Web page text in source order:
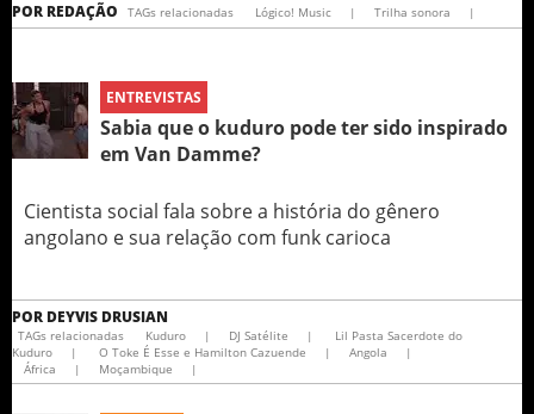
POR REDAÇÃO TAGs relacionadas Lógico! Music | Trilha sonora |
ENTREVISTAS
Sabia que o kuduro pode ter sido inspirado
em Van Damme?
Cientista social fala sobre a história do gênero
angolano e sua relação com funk carioca
POR DEYVIS DRUSIAN
TAGs relacionadas Kuduro | DJ Satélite |
Lil Pasta Sacerdote do
Kuduro
| O Toke É Esse e Hamilton Cazuende | Angola
|
África
| Moçambique |